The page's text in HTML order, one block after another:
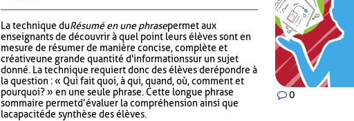
0
La technique duRésumé en une phrasepermet aux
enseignants de découvrir à quel point leurs élèves sont en
mesure de résumer de manière concise, complète et
créative une grande quantité d'informations sur un sujet
donné. La technique requiert donc des élèves de répondre à
la question : « Qui fait quoi, à qui, quand, où, comment et
pourquoi? » en une seule phrase. Cette longue phrase
sommaire permet d’évaluer la compréhension ainsi que
la capacité de synthèse des élèves.